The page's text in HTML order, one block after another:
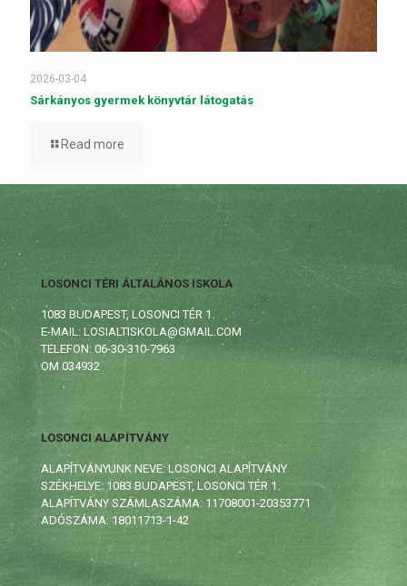
2026-03-04
Sárkányos gyermek könyvtár látogatás
Read more
LOSONCI TÉRI ÁLTALÁNOS ISKOLA
1083 BUDAPEST, LOSONCI TÉR 1.
E-MAIL: LOSIALTISKOLA@GMAIL.COM
TELEFON: 06-30-310-7963
OM 034932
LOSONCI ALAPÍTVÁNY
ALAPÍTVÁNYUNK NEVE: LOSONCI ALAPÍTVÁNY
SZÉKHELYE: 1083 BUDAPEST, LOSONCI TÉR 1.
ALAPÍTVÁNY SZÁMLASZÁMA: 11708001-20353771
ADÓSZÁMA: 18011713-1-42